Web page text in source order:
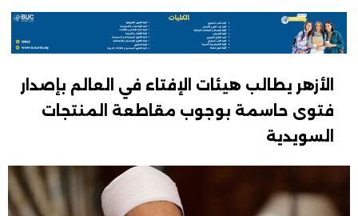
الأزهر يطالب هيئات الإفتاء في العالم بإصدار
فتوى حاسمة بوجوب مقاطعة المنتجات
السويدية